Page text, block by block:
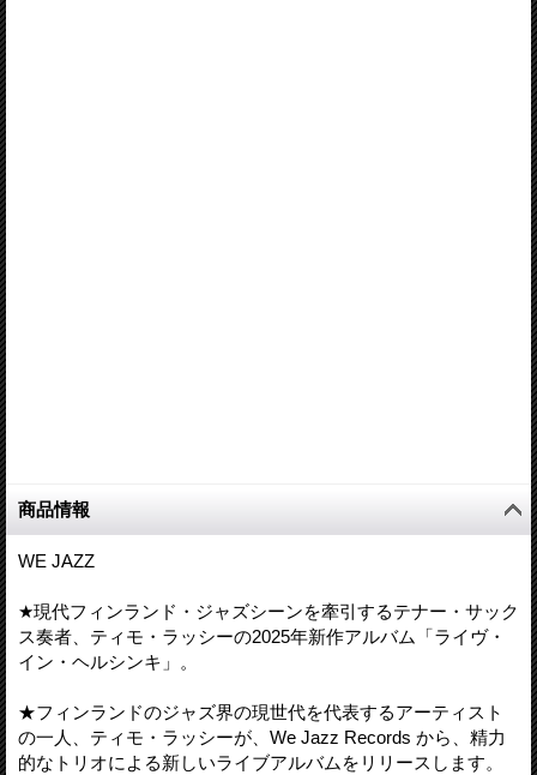
商品情報
WE JAZZ
★現代フィンランド・ジャズシーンを牽引するテナー・サック
ス奏者、ティモ・ラッシーの2025年新作アルバム「ライヴ・
イン・ヘルシンキ」。
★フィンランドのジャズ界の現世代を代表するアーティスト
の一人、ティモ・ラッシーが、We Jazz Records から、精力
的なトリオによる新しいライブアルバムをリリースします。